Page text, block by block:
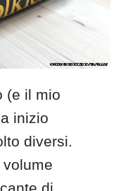
(e il mio
inizio
diversi.
volume